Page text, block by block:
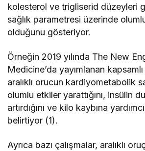
kolesterol ve trigliserid düzeyleri
sağlık parametresi üzerinde
olduğunu gösteriyor.
Örneğin 2019 yılında The New
Medicine’da yayımlanan
aralıklı orucun kardiyometabolik
olumlu etkiler yarattığını, insülin
artırdığını ve kilo kaybına
belirtiyor (1).
Ayrıca bazı çalışmalar, aralıklı